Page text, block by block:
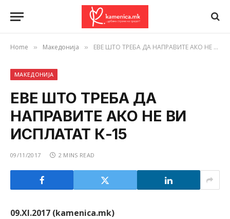
Home » Македонија » ЕВЕ ШТО ТРЕБА ДА НАПРАВИТЕ АКО НЕ ВИ ИСПЛАТАТ К-15
МАКЕДОНИЈА
ЕВЕ ШТО ТРЕБА ДА
НАПРАВИТЕ АКО НЕ ВИ
ИСПЛАТАТ К-15
09/11/2017 2 MINS READ
09.XI.2017 (kamenica.mk)